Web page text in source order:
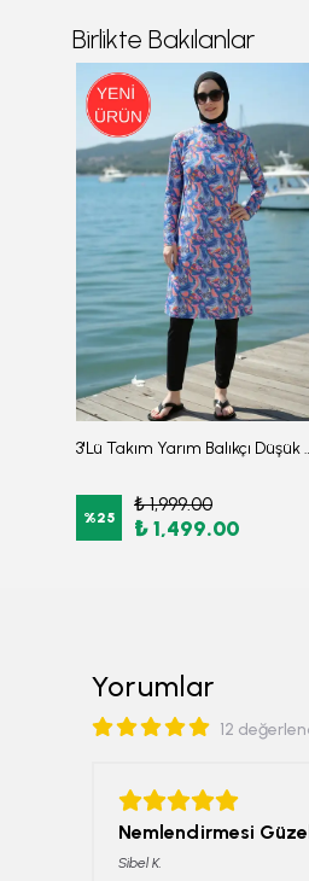
Birlikte Bakılanlar
3'Lü Takım Yarım Balıkçı
%25
₺ 1,999.00
₺ 1,499.00
Yorumlar
12
Nemlendirmesi Güzel
Sibel K.